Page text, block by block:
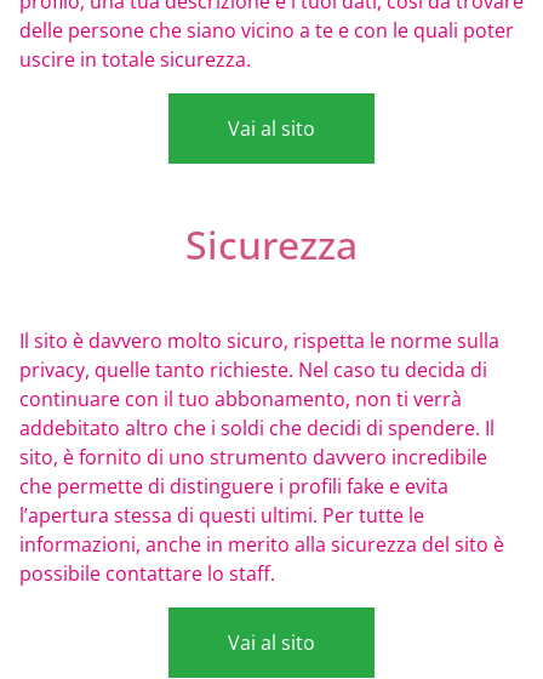
delle persone che siano vicino a te e con le quali poter
uscire in totale sicurezza.
Vai al sito
Sicurezza
Il sito è davvero molto sicuro, rispetta le norme sulla
privacy, quelle tanto richieste. Nel caso tu decida di
continuare con il tuo abbonamento, non ti verrà
addebitato altro che i soldi che decidi di spendere. Il
sito, è fornito di uno strumento davvero incredibile
che permette di distinguere i profili fake e evita
l’apertura stessa di questi ultimi. Per tutte le
informazioni, anche in merito alla sicurezza del sito è
possibile contattare lo staff.
Vai al sito